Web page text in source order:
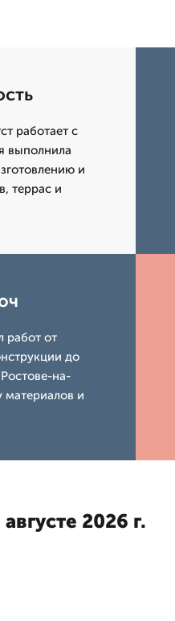
работает с
выполнила
и
террас и
работ от
до
на-
материалов и
2026 г.